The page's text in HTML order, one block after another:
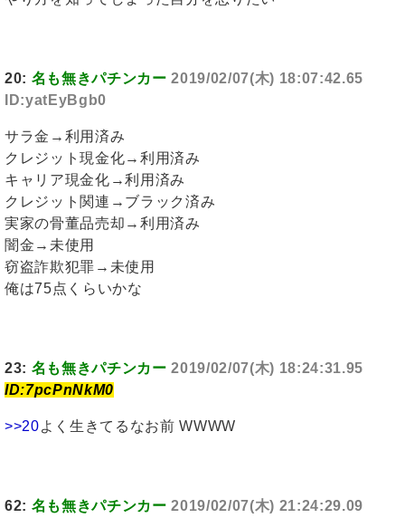
20: 名も無きパチンカー 2019/02/07(木) 18:07:42.65
ID:yatEyBgb0
サラ金→利用済み
クレジット現金化→利用済み
キャリア現金化→利用済み
クレジット関連→ブラック済み
実家の骨董品売却→利用済み
闇金→未使用
窃盗詐欺犯罪→未使用
俺は75点くらいかな
23: 名も無きパチンカー 2019/02/07(木) 18:24:31.95
ID:7pcPnNkM0
>>20よく生きてるなお前 WWWW
62: 名も無きパチンカー 2019/02/07(木) 21:24:29.09